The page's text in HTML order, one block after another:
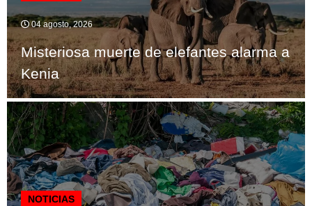
04 agosto, 2026
Misteriosa muerte de elefantes alarma a
Kenia
NOTICIAS